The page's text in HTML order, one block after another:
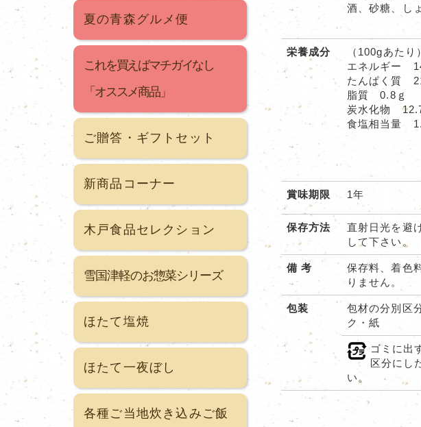
夏の青森グルメ便
これを買えばマチガイなし
「オススメ商品」
ご贈答・ギフトセット
新商品コーナー
木戸食品セレクション
雪国津軽のお惣菜シリーズ
ほたて塩焼
ほたて一夜ぼし
各種ご当地炊き込みご飯
酒、砂糖、し
栄養成分
（100gあたり）
エネルギー
たんぱく質
脂質 0.8ｇ
炭水化物
食塩相当量
賞味期限 1年
保存方法
直射日光を避
して下さい。
備 考
保存料、着色
りません。
包装
包材の分別区
ク・紙
ゴミに出
区分にし
い。